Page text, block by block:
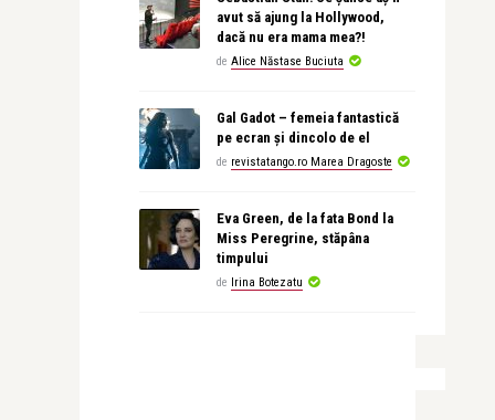
avut să ajung la Hollywood,
dacă nu era mama mea?!
de Alice Năstase Buciuta
Gal Gadot – femeia fantastică
pe ecran și dincolo de el
de revistatango.ro Marea Dragoste
Eva Green, de la fata Bond la
Miss Peregrine, stăpâna
timpului
de Irina Botezatu